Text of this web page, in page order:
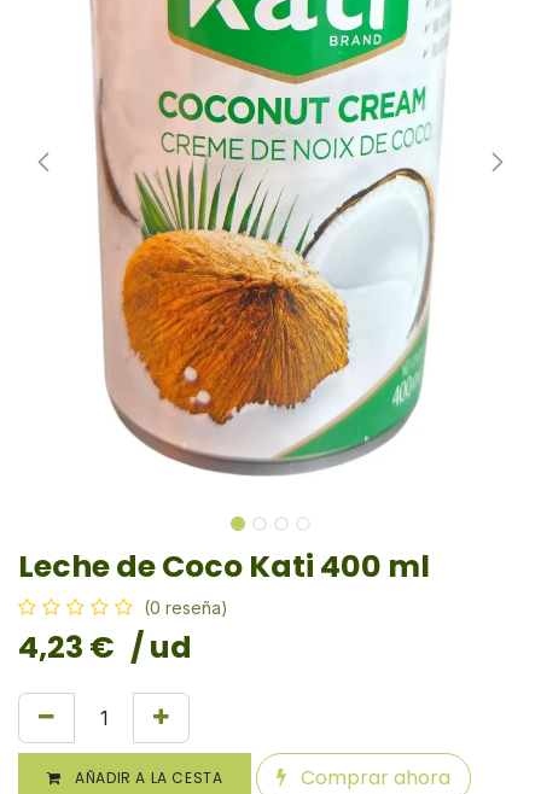
Leche de Coco Kati 400 ml
(0 reseña)
4,23 € / ud
AÑADIR A LA CESTA Comprar ahora